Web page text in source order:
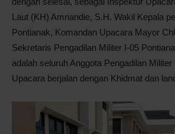
Laut (KH) Amriandie, S.H. Wakil Kepala
Pontianak, Komandan Upacara Mayor
Sekretaris Pengadilan Militer I-05
adalah seluruh Anggota Pengadilan
Upacara berjalan dengan Khidmat dan